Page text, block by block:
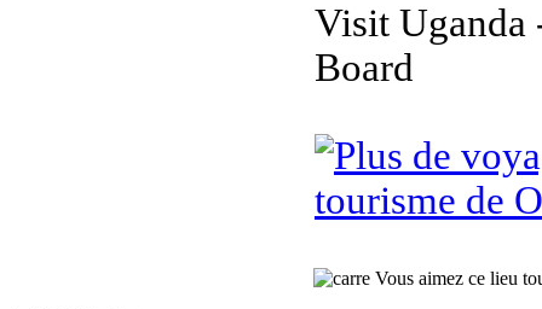
Visit Uganda
Board
tourisme de
Vous aimez ce lieu